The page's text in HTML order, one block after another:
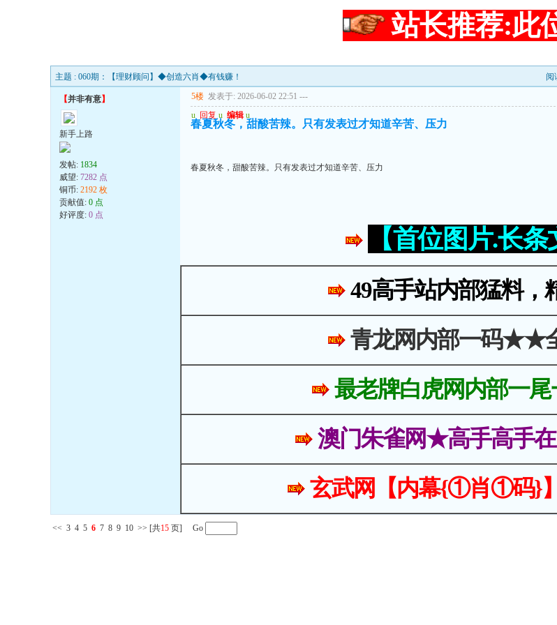
站长推荐:此
主题 : 060期：【理财顾问】◆创造六肖◆有钱赚！ 阅
【并非有意】
新手上路
发帖: 1834
威望: 7282 点
铜币: 2192 枚
贡献值: 0 点
好评度: 0 点
5楼 发表于: 2026-06-02 22:51 ---
u 回复 u 编辑 u
春夏秋冬，甜酸苦辣。只有发表过才知道辛苦、压力
春夏秋冬，甜酸苦辣。只有发表过才知道辛苦、压力
【首位图片.长条
49高手站内部猛料，
青龙网内部一码★★
最老牌白虎网内部一
澳门朱雀网★高手高手
玄武网【内幕{①肖①码}
<< 3 4 5 6 7 8 9 10 >> [共15 页] Go